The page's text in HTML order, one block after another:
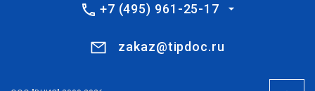
+7 (495) 961-25-17
zakaz@tipdoc.ru